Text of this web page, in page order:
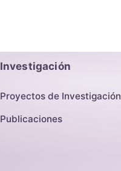
Investigación
Proyectos de Investigación
Publicaciones